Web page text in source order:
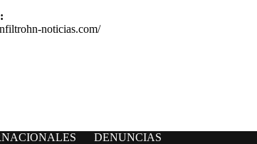
noticias.com/
DENUNCIAS